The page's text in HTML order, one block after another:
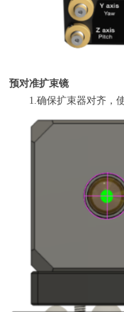
预对准扩束镜
1.确保扩束器对齐，